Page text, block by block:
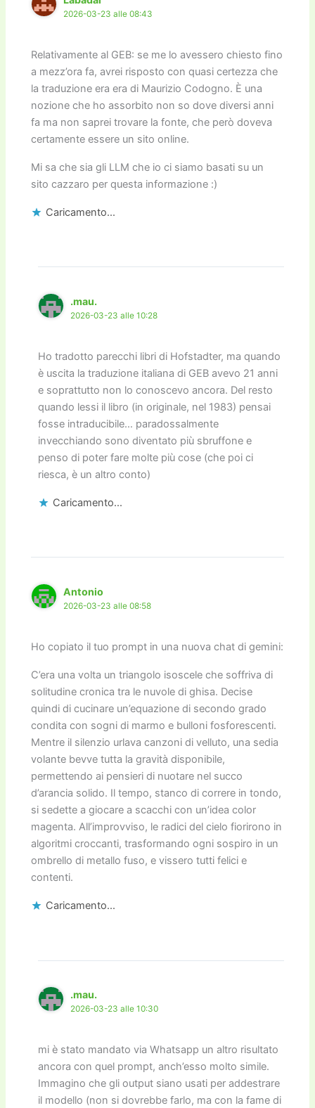
2026-03-23 alle 08:43
Relativamente al GEB: se me lo avessero chiesto fino
a mezz’ora fa, avrei risposto con quasi certezza che
la traduzione era era di Maurizio Codogno. È una
nozione che ho assorbito non so dove diversi anni
fa ma non saprei trovare la fonte, che però doveva
certamente essere un sito online.
Mi sa che sia gli LLM che io ci siamo basati su un
sito cazzaro per questa informazione :)
Caricamento...
.mau.
2026-03-23 alle 10:28
Ho tradotto parecchi libri di Hofstadter, ma quando
è uscita la traduzione italiana di GEB avevo 21 anni
e soprattutto non lo conoscevo ancora. Del resto
quando lessi il libro (in originale, nel 1983) pensai
fosse intraducibile… paradossalmente
invecchiando sono diventato più sbruffone e
penso di poter fare molte più cose (che poi ci
riesca, è un altro conto)
Caricamento...
Antonio
2026-03-23 alle 08:58
Ho copiato il tuo prompt in una nuova chat di gemini:
C’era una volta un triangolo isoscele che soffriva di
solitudine cronica tra le nuvole di ghisa. Decise
quindi di cucinare un’equazione di secondo grado
condita con sogni di marmo e bulloni fosforescenti.
Mentre il silenzio urlava canzoni di velluto, una sedia
volante bevve tutta la gravità disponibile,
permettendo ai pensieri di nuotare nel succo
d’arancia solido. Il tempo, stanco di correre in tondo,
si sedette a giocare a scacchi con un’idea color
magenta. All’improvviso, le radici del cielo fiorirono in
algoritmi croccanti, trasformando ogni sospiro in un
ombrello di metallo fuso, e vissero tutti felici e
contenti.
Caricamento...
.mau.
2026-03-23 alle 10:30
mi è stato mandato via Whatsapp un altro risultato
ancora con quel prompt, anch’esso molto simile.
Immagino che gli output siano usati per addestrare
il modello (non si dovrebbe farlo, ma con la fame di